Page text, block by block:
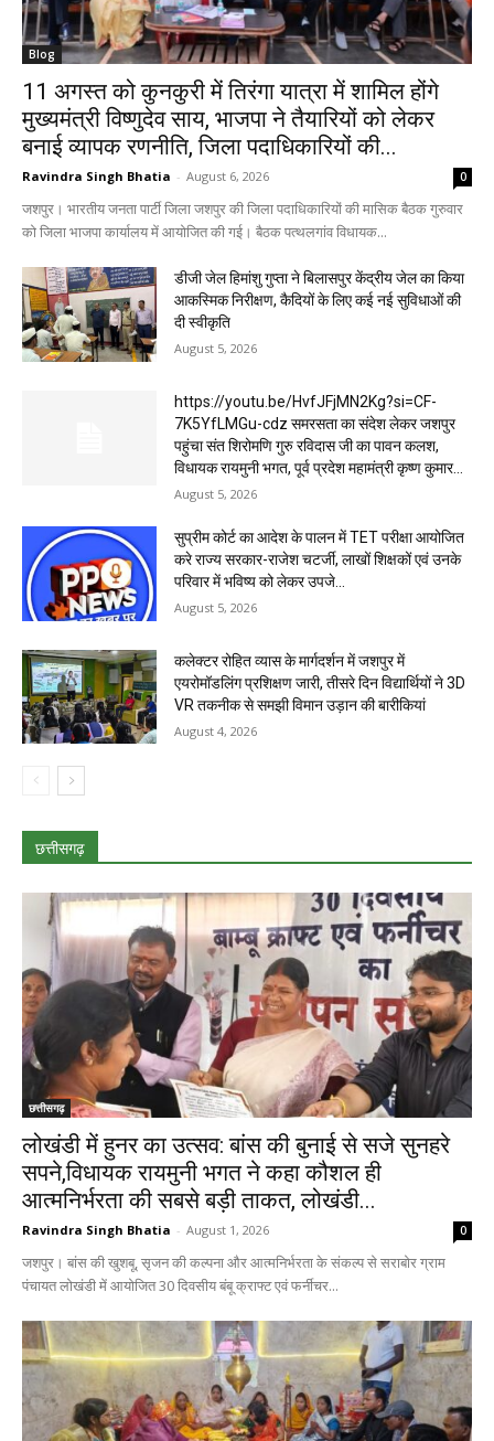
Blog
11 अगस्त को कुनकुरी में तिरंगा यात्रा में शामिल होंगे
मुख्यमंत्री विष्णुदेव साय, भाजपा ने तैयारियों को लेकर
बनाई व्यापक रणनीति, जिला पदाधिकारियों की...
Ravindra Singh Bhatia - August 6, 2026 0
जशपुर। भारतीय जनता पार्टी जिला जशपुर की जिला पदाधिकारियों की मासिक बैठक गुरुवार
को जिला भाजपा कार्यालय में आयोजित की गई। बैठक पत्थलगांव विधायक...
डीजी जेल हिमांशु गुप्ता ने बिलासपुर केंद्रीय जेल का किया
आकस्मिक निरीक्षण, कैदियों के लिए कई नई सुविधाओं की
दी स्वीकृति
August 5, 2026
https://youtu.be/HvfJFjMN2Kg?si=CF-
7K5YfLMGu-cdz समरसता का संदेश लेकर जशपुर
पहुंचा संत शिरोमणि गुरु रविदास जी का पावन कलश,
विधायक रायमुनी भगत, पूर्व प्रदेश महामंत्री कृष्ण कुमार...
August 5, 2026
सुप्रीम कोर्ट का आदेश के पालन में TET परीक्षा आयोजित
करे राज्य सरकार-राजेश चटर्जी, लाखों शिक्षकों एवं उनके
परिवार में भविष्य को लेकर उपजे...
August 5, 2026
कलेक्टर रोहित व्यास के मार्गदर्शन में जशपुर में
एयरोमॉडलिंग प्रशिक्षण जारी, तीसरे दिन विद्यार्थियों ने 3D
VR तकनीक से समझी विमान उड़ान की बारीकियां
August 4, 2026
छत्तीसगढ़
छत्तीसगढ़
लोखंडी में हुनर का उत्सव: बांस की बुनाई से सजे सुनहरे
सपने,विधायक रायमुनी भगत ने कहा कौशल ही
आत्मनिर्भरता की सबसे बड़ी ताकत, लोखंडी...
Ravindra Singh Bhatia - August 1, 2026 0
जशपुर। बांस की खुशबू, सृजन की कल्पना और आत्मनिर्भरता के संकल्प से सराबोर ग्राम
पंचायत लोखंडी में आयोजित 30 दिवसीय बंबू क्राफ्ट एवं फर्नीचर...